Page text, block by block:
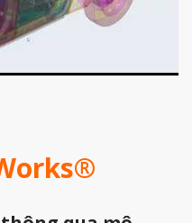
Máy In 3D Để Bàn Formlabs U.S.
Máy in 3D EOS